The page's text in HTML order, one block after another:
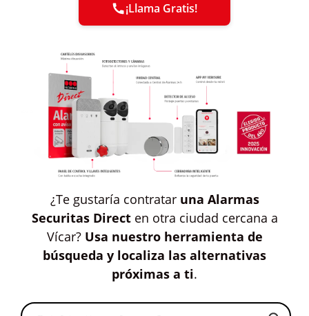
¡Llama Gratis!
¿Te gustaría contratar una Alarmas
Securitas Directen otra ciudad cercana a
Vícar? Usa nuestro herramienta de
búsqueda y localiza las alternativas
próximas a ti.